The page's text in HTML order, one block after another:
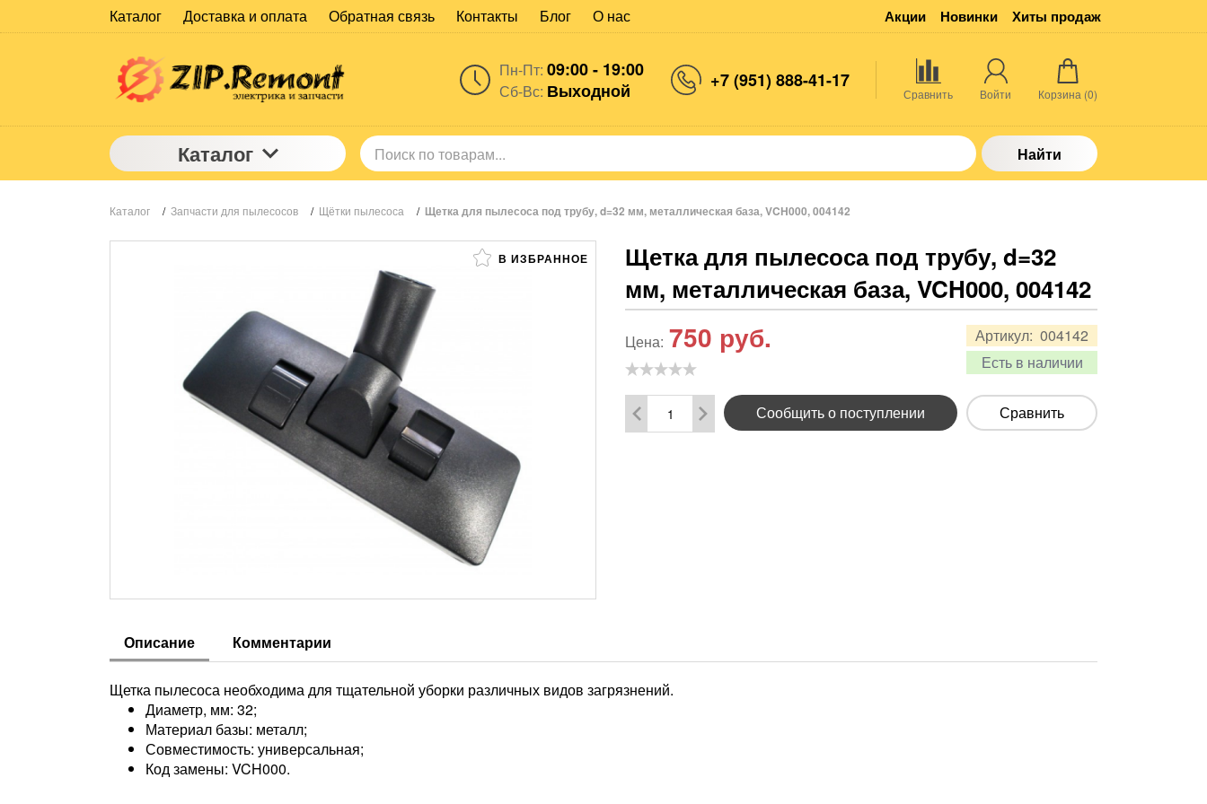
Каталог Доставка и оплата Обратная связь Контакты Блог О нас Акции Новинки Хиты продаж
Пн-Пт: 09:00 - 19:00
Сб-Вс: Выходной +7 (951) 888-41-17
Сравнить Войти Корзина (0)
Каталог Найти
Каталог / Запчасти для пылесосов / Щётки пылесоса / Щетка для пылесоса под трубу, d=32 мм, металлическая база, VCH000, 004142
В ИЗБРАННОЕ
Щетка для пылесоса под трубу, d=32
мм, металлическая база, VCH000, 004142
Артикул: 004142
Есть в наличии
Цена: 750 руб.
Сообщить о поступлении Сравнить
Описание Комментарии
Щетка пылесоса необходима для тщательной уборки различных видов загрязнений.
Диаметр, мм: 32;
Материал базы: металл;
Совместимость: универсальная;
Код замены: VCH000.